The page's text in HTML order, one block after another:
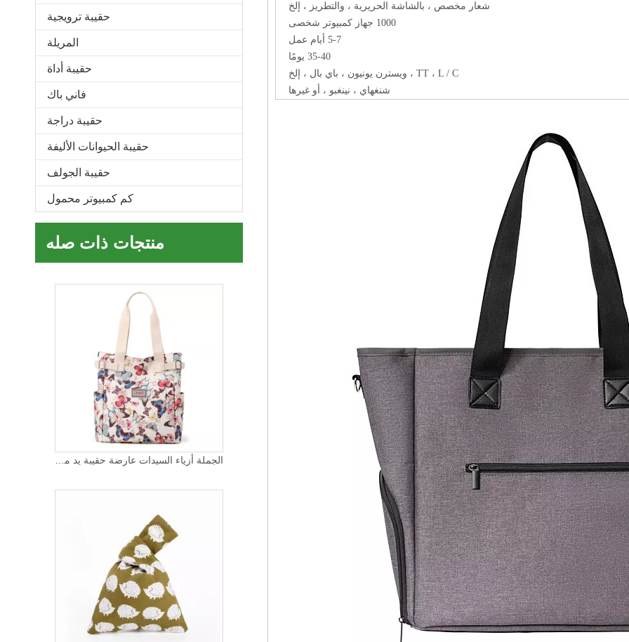
حقيبة ترويجية
المريلة
حقيبة أداة
فاني باك
حقيبة دراجة
حقيبة الحيوانات الأليفة
حقيبة الجولف
كم كمبيوتر محمول
منتجات ذات صله
صديقة للبيئة حقيبة صغيرة محمولة معصم حقيبة حقيبة معصم كيمينو اليابانية الحقيبة إغلاق عقدة السوار حقيبة للنساء
الجملة أزياء السيدات عارضة حقيبة يد مخصص الطباعة المرأة قماش حمل حقيبة
شعار مخصص ، بالشاشة الحريرية ، والتطريز ، إلخ
1000 جهاز كمبيوتر شخصى
5-7 أيام عمل
35-40 يومًا
TT ، L / C ، ويسترن يونيون ، باي بال ، إلخ
شنغهاي ، نينغبو ، أو غيرها